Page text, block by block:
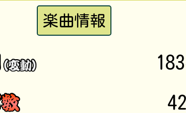
楽曲情報
183